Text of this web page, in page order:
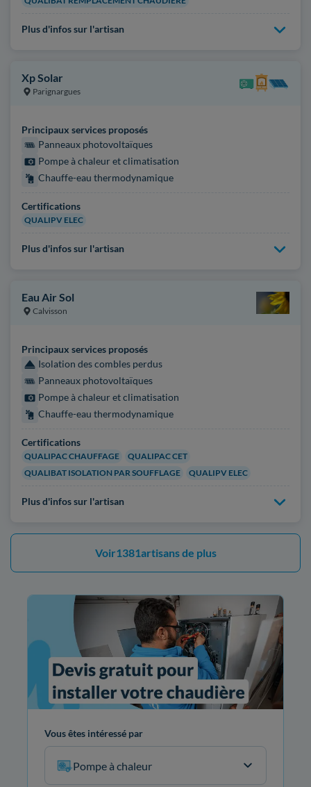
Plus d'infos sur l'artisan
Xp Solar
Parignargues
Principaux services proposés
Panneaux photovoltaïques
Pompe à chaleur et climatisation
Chauffe-eau thermodynamique
Certifications
QUALIPV ELEC
Plus d'infos sur l'artisan
Eau Air Sol
Calvisson
Principaux services proposés
Isolation des combles perdus
Panneaux photovoltaïques
Pompe à chaleur et climatisation
Chauffe-eau thermodynamique
Certifications
QUALIPAC CHAUFFAGE
QUALIPAC CET
QUALIBAT ISOLATION PAR SOUFFLAGE
QUALIPV ELEC
Plus d'infos sur l'artisan
Voir1381artisans de plus
Vous êtes intéressé par
Pompe à chaleur